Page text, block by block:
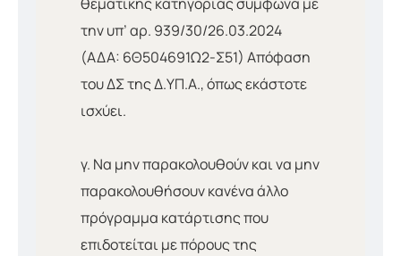
την υπ’ αρ. 939/30/26.03.2024
(ΑΔΑ: 6Θ504691Ω2-Σ51) Απόφαση
του ΔΣ της Δ.ΥΠ.Α., όπως εκάστοτε
ισχύει.
γ. Να μην παρακολουθούν και να μην
παρακολουθήσουν κανένα άλλο
πρόγραμμα κατάρτισης που
επιδοτείται με πόρους της